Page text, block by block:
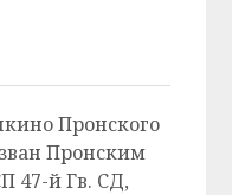
Пронского
Пронским
47-й Гв. СД,